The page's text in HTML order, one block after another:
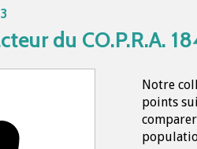
du CO.P.R.A.
Notre
points